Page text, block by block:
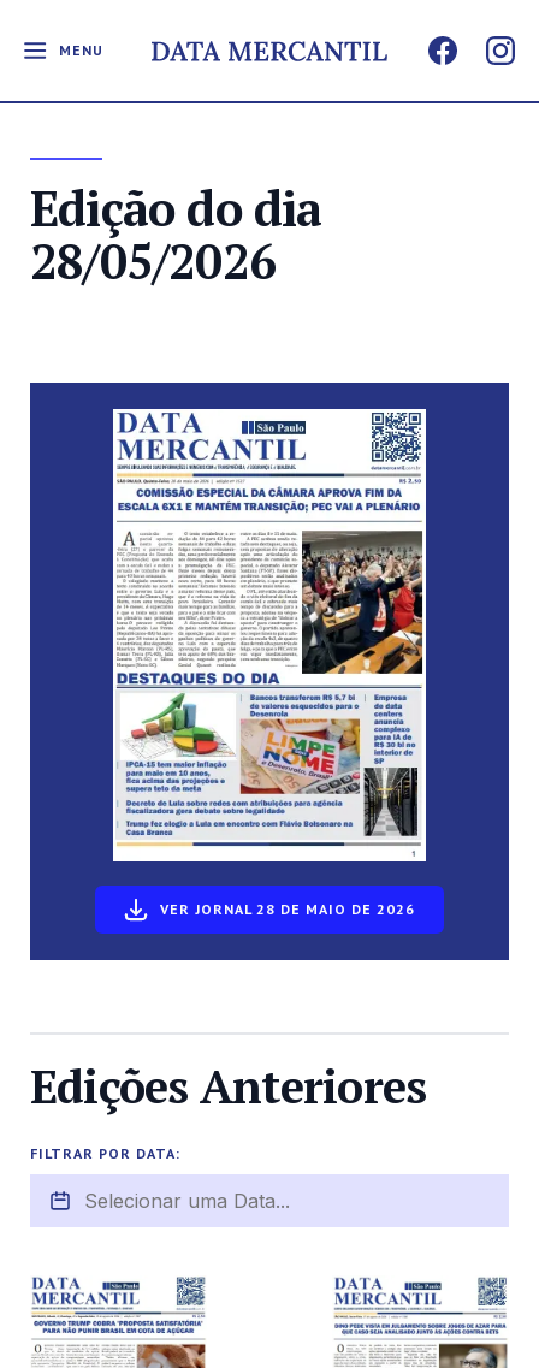
MENU
Edição do dia
28/05/2026
VER JORNAL 28 DE MAIO DE 2026
Edições Anteriores
FILTRAR POR DATA: